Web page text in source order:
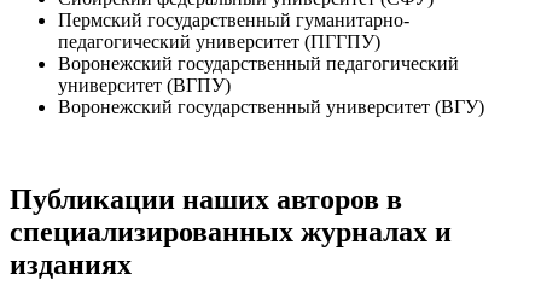
Пермский государственный гуманитарно-
педагогический университет (ПГГПУ)
Воронежский государственный педагогический
университет (ВГПУ)
Воронежский государственный университет (ВГУ)
Публикации наших авторов в
специализированных журналах и
изданиях